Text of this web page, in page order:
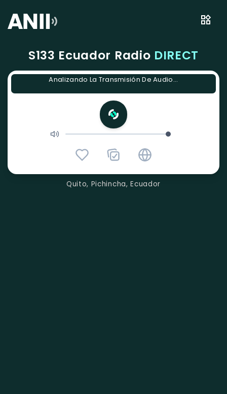
S133 Ecuador Radio DIRECT
Analizando La Transmisión De Audio...
Quito, Pichincha, Ecuador